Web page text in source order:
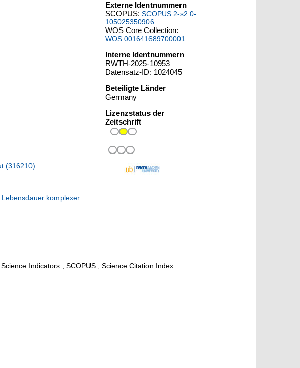
(316210)
komplexer
Externe Identnummern
SCOPUS:SCOPUS:2-s2.0-
105025350906
WOS Core Collection:
WOS:001641689700001
Interne Identnummern
RWTH-2025-10953
Datensatz-ID: 1024045
Beteiligte Länder
Germany
Lizenzstatus der
Zeitschrift
Indicators ; SCOPUS ; Science Citation Index